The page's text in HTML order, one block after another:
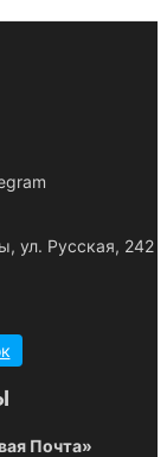
ул. Русская, 242
Почта»